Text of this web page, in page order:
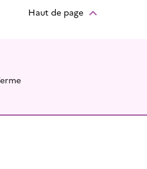
Haut de page